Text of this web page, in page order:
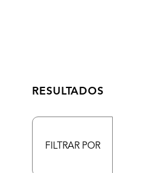
RESULTADOS
FILTRAR POR